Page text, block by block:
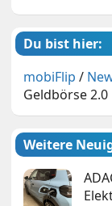
Du bist hier:
mobiFlip /
Geldbörse 2.0
Weitere